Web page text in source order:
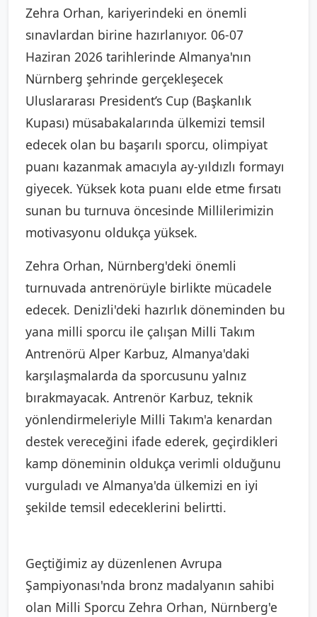
Zehra Orhan, kariyerindeki en önemli
sınavlardan birine hazırlanıyor. 06-07
Haziran 2026 tarihlerinde Almanya'nın
Nürnberg şehrinde gerçekleşecek
Uluslararası President’s Cup (Başkanlık
Kupası) müsabakalarında ülkemizi temsil
edecek olan bu başarılı sporcu, olimpiyat
puanı kazanmak amacıyla ay-yıldızlı formayı
giyecek. Yüksek kota puanı elde etme fırsatı
sunan bu turnuva öncesinde Millilerimizin
motivasyonu oldukça yüksek.
Zehra Orhan, Nürnberg'deki önemli
turnuvada antrenörüyle birlikte mücadele
edecek. Denizli'deki hazırlık döneminden bu
yana milli sporcu ile çalışan Milli Takım
Antrenörü Alper Karbuz, Almanya'daki
karşılaşmalarda da sporcusunu yalnız
bırakmayacak. Antrenör Karbuz, teknik
yönlendirmeleriyle Milli Takım'a kenardan
destek vereceğini ifade ederek, geçirdikleri
kamp döneminin oldukça verimli olduğunu
vurguladı ve Almanya'da ülkemizi en iyi
şekilde temsil edeceklerini belirtti.
Geçtiğimiz ay düzenlenen Avrupa
Şampiyonası'nda bronz madalyanın sahibi
olan Milli Sporcu Zehra Orhan, Nürnberg'e